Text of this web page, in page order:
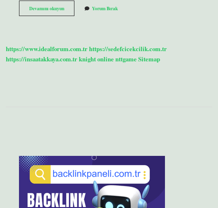
Devamını okuyunOsmanlıda
Hazinenin
Yorum Bırak
https://www.idealforum.com.trhttps://sedefcicekcilik.com.tr
https://insaatakkaya.com.trknight onlinenttgameSitemap